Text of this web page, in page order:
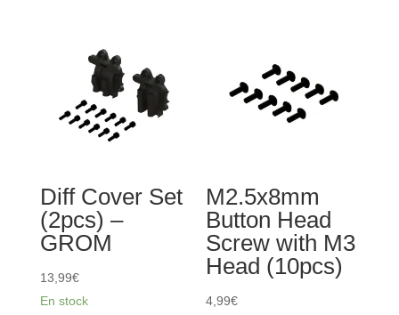
(Red)
Diff Cover Set
(2pcs) –
GROM
13,99€
En stock
M2.5x8mm
Button Head
Screw with M3
Head (10pcs)
4,99€